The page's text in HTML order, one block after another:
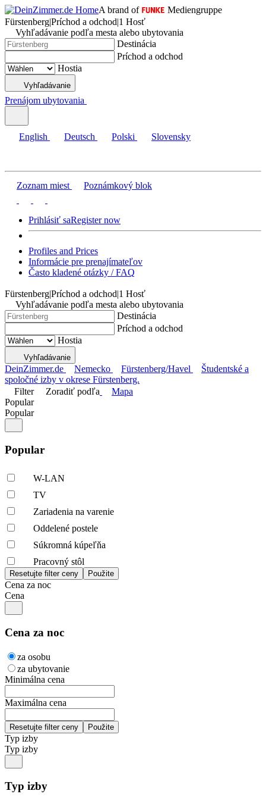
A brand of
Mediengruppe
Fürstenberg|Príchod a odchod|1 Hosť
Vyhľadávanie podľa mesta alebo ubytovania
Destinácia
Príchod a odchod
Hostia
Vyhľadávanie
Prenájom ubytovania
English Deutsch Polski Slovensky
Zoznam miest Poznámkový blok
Prihlásiť saRegister now
Profiles and Prices
Informácie pre prenajímateľov
Často kladené otázky / FAQ
Fürstenberg|Príchod a odchod|1 Hosť
Vyhľadávanie podľa mesta alebo ubytovania
Destinácia
Príchod a odchod
Hostia
Vyhľadávanie
DeinZimmer.de Nemecko Fürstenberg/Havel
Študentské a
spoločné izby v okrese Fürstenberg.
Filter
Zoradiť podľa
Mapa
Popular
Popular
Popular
W-LAN
TV
Zariadenia na varenie
Oddelené postele
Súkromná kúpeľňa
Pracovný stôl
Cena za noc
Cena
Cena za noc
za osobu
za ubytovanie
Minimálna cena
Maximálna cena
Typ izby
Typ izby
Typ izby